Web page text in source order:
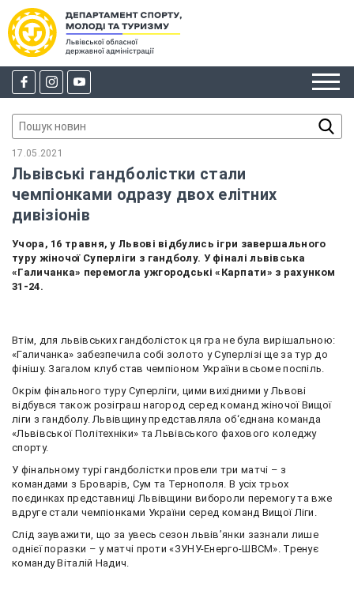
17.05.2021
Львівські гандболістки стали
чемпіонками одразу двох елітних
дивізіонів
Учора, 16 травня, у Львові відбулись ігри завершального
туру жіночої Суперліги з гандболу. У фіналі львівська
«Галичанка» перемогла ужгородські «Карпати» з рахунком
31-24.
Втім, для львівських гандболісток ця гра не була вирішальною:
«Галичанка» забезпечила собі золото у Суперлізі ще за тур до
фінішу. Загалом клуб став чемпіоном України всьоме поспіль.
Окрім фінального туру Суперліги, цими вихідними у Львові
відбувся також розіграш нагород серед команд жіночої Вищої
ліги з гандболу. Львівщину представляла об‘єднана команда
«Львівської Політехніки» та Львівського фахового коледжу
спорту.
У фінальному турі гандболістки провели три матчі – з
командами з Броварів, Сум та Тернополя. В усіх трьох
поєдинках представниці Львівщини вибороли перемогу та вже
вдруге стали чемпіонками України серед команд Вищої Ліги.
Слід зауважити, що за увесь сезон львів’янки зазнали лише
однієї поразки – у матчі проти «ЗУНУ-Енерго-ШВСМ». Тренує
команду Віталій Надич.